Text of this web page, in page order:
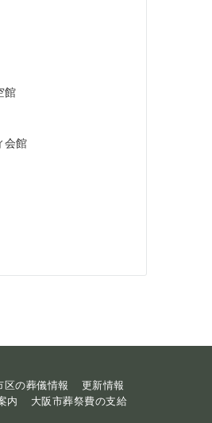
館
会館
区の葬儀情報
更新情報
内
大阪市葬祭費の支給